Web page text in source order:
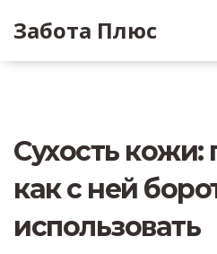
Забота Плюс
Сухость
как с ней
использовать